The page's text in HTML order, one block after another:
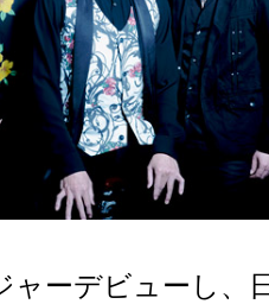
ャーデビューし、